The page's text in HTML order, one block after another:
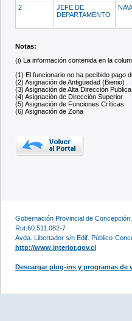
2
JEFE DE
DEPARTAMENTO
Notas:
(i) La información contenida en la
(1) El funcionario no ha pecibido pago
(2) Asignación de Antigüedad (Bienio)
(3) Asignación de Alta Dirección Publica
(4) Asignación de Dirección Superior
(5) Asignación de Funciones Críticas
(6) Asignación de Zona
Gobernación Provincial de
Rut:60.511.082-7
Avda. Libertador s/n Edif. Público-
http://www.interior.gov.cl
Descargar plug-ins y programas de